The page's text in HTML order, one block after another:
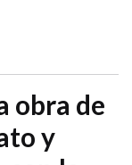
obra de
y